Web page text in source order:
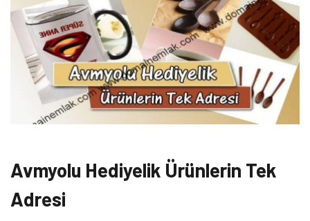
Avmyolu Hediyelik Ürünlerin Tek
Adresi